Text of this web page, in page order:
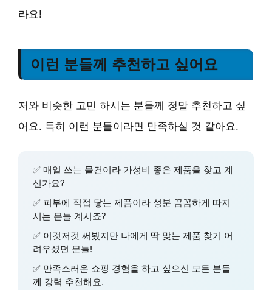
라요!
이런 분들께 추천하고 싶어요
저와 비슷한 고민 하시는 분들께 정말 추천하고 싶
어요. 특히 이런 분들이라면 만족하실 것 같아요.
✅ 매일 쓰는 물건이라 가성비 좋은 제품을 찾고 계
신가요?
✅ 피부에 직접 닿는 제품이라 성분 꼼꼼하게 따지
시는 분들 계시죠?
✅ 이것저것 써봤지만 나에게 딱 맞는 제품 찾기 어
려우셨던 분들!
✅ 만족스러운 쇼핑 경험을 하고 싶으신 모든 분들
께 강력 추천해요.